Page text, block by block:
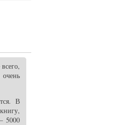
В
5000